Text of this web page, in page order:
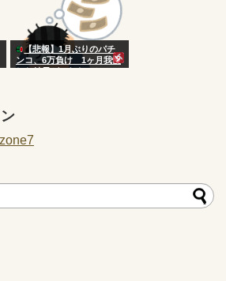
【悲報】1月ぶりのパチ
ンコ、6万負け 1ヶ月我慢
した結果がこれなのか？